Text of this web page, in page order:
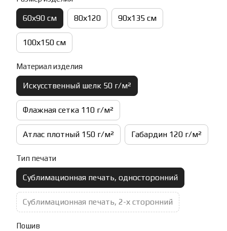
60х90 см 80х120 90х135 см
100х150 см
Материал изделия
Искусственный шелк 50 г/м²
Флажная сетка 110 г/м²
Атлас плотный 150 г/м² Габардин 120 г/м²
Тип печати
Сублимационная печать, односторонний
Сублимационная печать, 2-х сторонний
Пошив